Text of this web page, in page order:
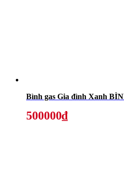
Bình gas Gia đình Xanh
500000₫